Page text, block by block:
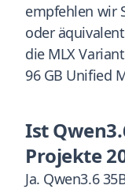
empfehlen wir
oder
die MLX
96 GB Unified
Ist
Projekte
Ja. Qwen3.6